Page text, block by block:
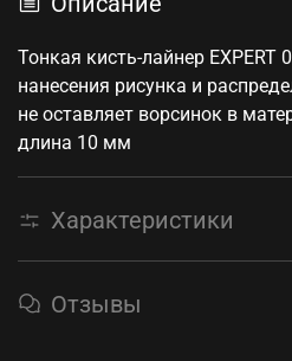
Тонкая кисть-лайнер EXPERT
нанесения рисунка и
не оставляет ворсинок в
длина 10 мм
Характеристики
Отзывы